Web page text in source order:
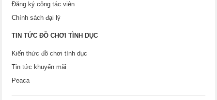
Đăng ký cộng tác viên
Chính sách đại lý
TIN TỨC ĐỒ CHƠI TÌNH DỤC
Kiến thức đồ chơi tình dục
Tin tức khuyến mãi
Peaca